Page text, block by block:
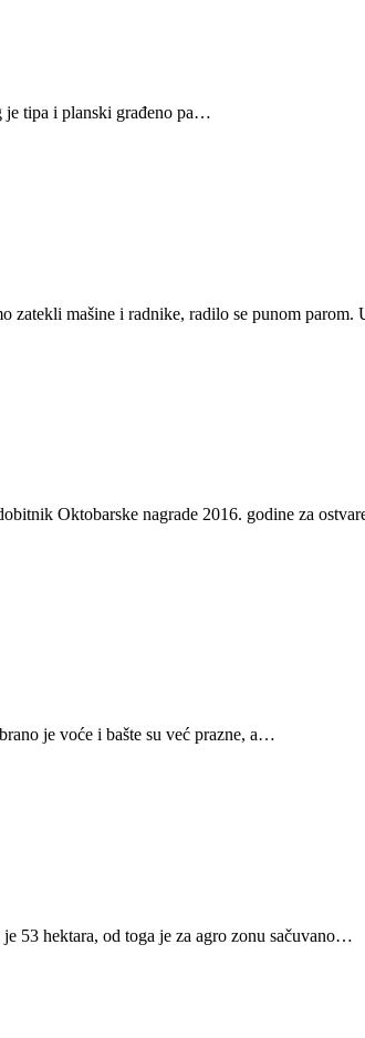
je tipa i planski građeno pa…
zatekli mašine i radnike, radilo se punom
Oktobarske nagrade 2016. godine za
je voće i bašte su već prazne, a…
53 hektara, od toga je za agro zonu sačuvano…